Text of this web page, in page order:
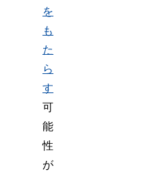
を
も
た
ら
す
可
能
性
が